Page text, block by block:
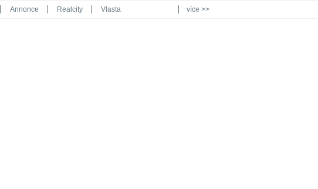
Annonce Realcity Vlasta více >>